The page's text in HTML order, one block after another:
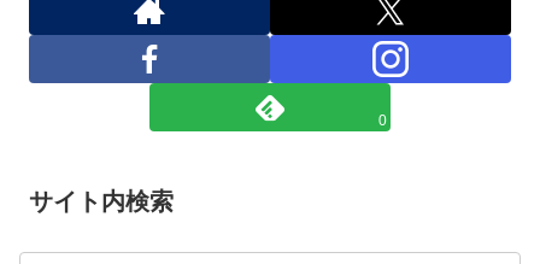
0
サイト内検索